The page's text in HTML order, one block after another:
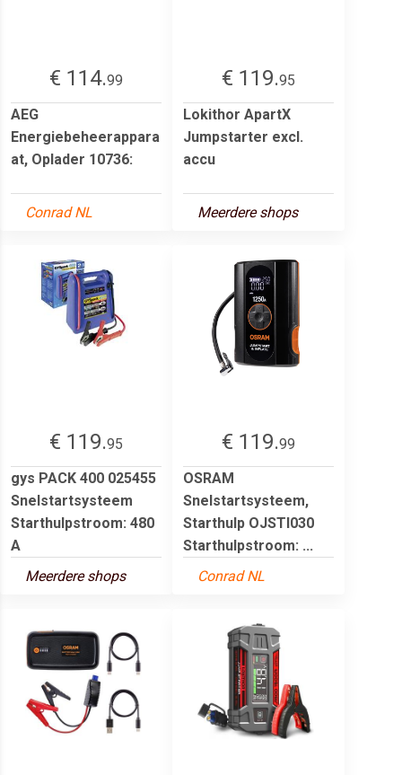
€ 114.99
AEG
Energiebeheerappara
at, Oplader 10736:
Conrad NL
€ 119.95
Lokithor ApartX
Jumpstarter excl.
accu
Meerdere shops
€ 119.95
gys PACK 400 025455
Snelstartsysteem
Starthulpstroom: 480
A
Meerdere shops
€ 119.99
OSRAM
Snelstartsysteem,
Starthulp OJSTI030
Starthulpstroom: ...
Conrad NL